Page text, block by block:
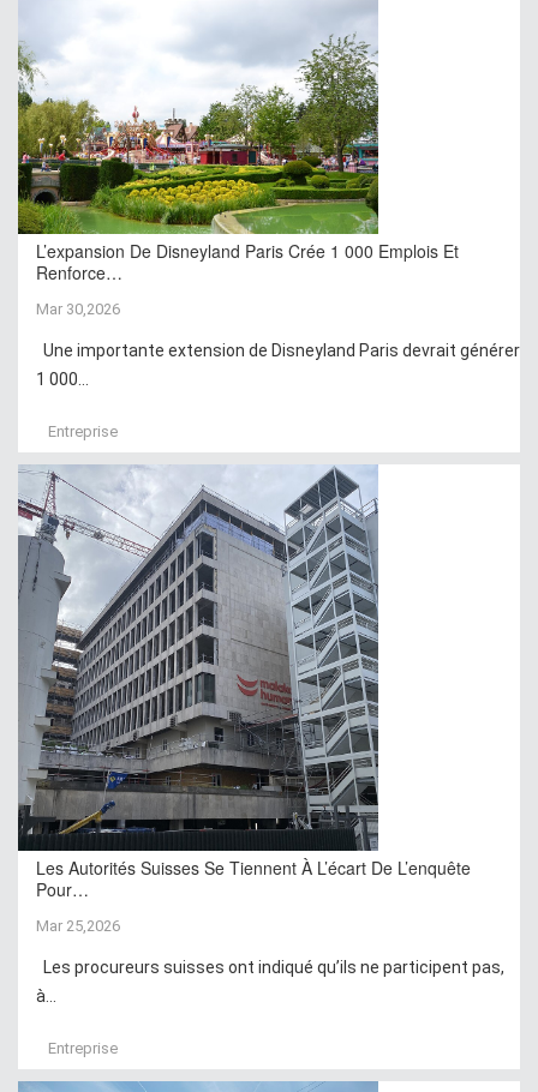
L’expansion De Disneyland Paris Crée 1 000 Emplois Et
Renforce…
Mar 30,2026
Une importante extension de Disneyland Paris devrait générer
1 000...
Entreprise
Les Autorités Suisses Se Tiennent À L’écart De L’enquête
Pour…
Mar 25,2026
Les procureurs suisses ont indiqué qu’ils ne participent pas,
à...
Entreprise